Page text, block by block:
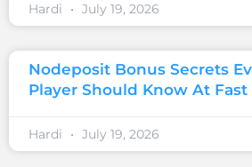
Hardi July 19, 2026
Nodeposit Bonus Secrets
Player Should Know At Fast
Hardi July 19, 2026